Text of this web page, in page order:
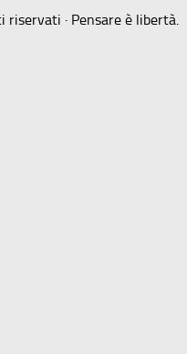
· Pensare è libertà.